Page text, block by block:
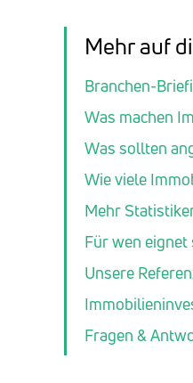
Mehr auf
Branchen-
Was machen
Was sollten
Wie viele
Mehr
Für wen
Unsere
Fragen &